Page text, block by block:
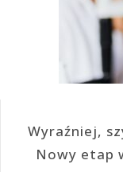
Wyraźniej,
Nowy etap